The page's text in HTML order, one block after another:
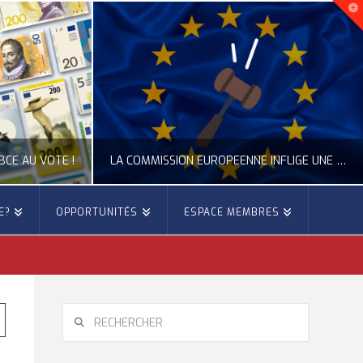
AU VOTE !
CITOYENNETÉ
LA COMMISSION EUROPÉENNE INFLIGE UNE AMENDE RECORD À GOOGLE
ACTUALITÉ DE L'UNION EUROPÉENNE, ACTUALITÉ DE LA REPRÉSENTATION D’OCCITANIE EUROPE, NUMÉRIQUE- DIGITAL
JUILLET 24, 2026
OPPORTUNITÉS ESPACE MEMBRES